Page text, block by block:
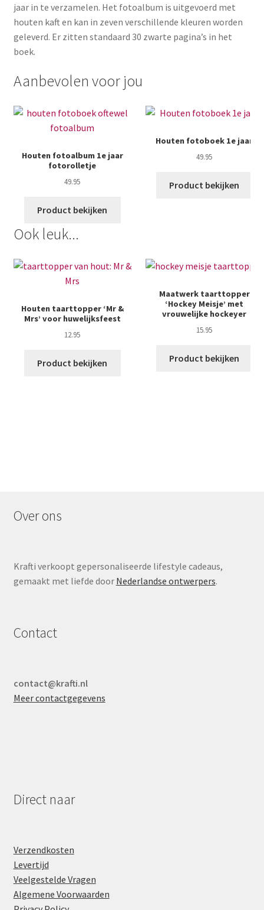
jaar in te verzamelen. Het fotoalbum is uitgevoerd met
houten kaft en kan in zeven verschillende kleuren worden
geleverd. Er zitten standaard 30 zwarte pagina’s in het
boek.
Aanbevolen voor jou
Houten fotoalbum 1e jaar
fotorolletje
49.95
Product bekijken
Houten fotoboek 1e jaar
49.95
Product bekijken
Ook leuk...
Houten taarttopper ‘Mr &
Mrs’ voor huwelijksfeest
12.95
Product bekijken
Maatwerk taarttopper
‘Hockey Meisje’ met
vrouwelijke hockeyer
15.95
Product bekijken
Over ons
Krafti verkoopt gepersonaliseerde lifestyle cadeaus,
gemaakt met liefde door Nederlandse ontwerpers.
Contact
contact@krafti.nl
Meer contactgegevens
Direct naar
Verzendkosten
Levertijd
Veelgestelde Vragen
Algemene Voorwaarden